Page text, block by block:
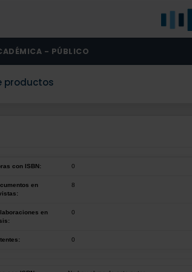
- PÚBLICO
productos
con ISBN: 0
en
8
en
0
0